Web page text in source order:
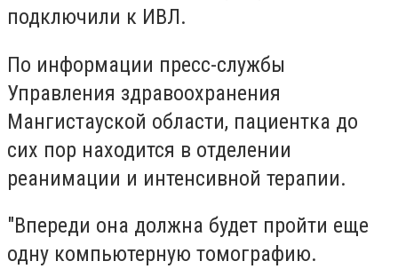
подключили к ИВЛ.
По информации пресс-службы
Управления здравоохранения
Мангистауской области, пациентка до
сих пор находится в отделении
реанимации и интенсивной терапии.
"Впереди она должна будет пройти еще
одну компьютерную томографию.